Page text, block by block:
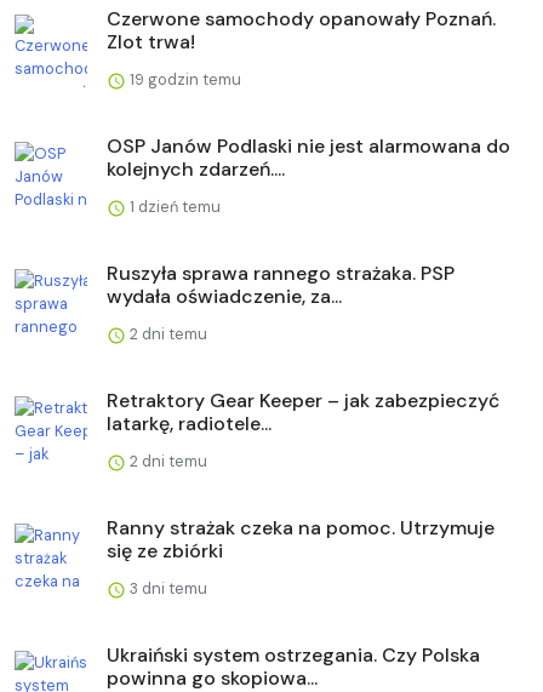
Czerwone samochody opanowały Poznań.
Zlot trwa!
19 godzin temu
OSP Janów Podlaski nie jest alarmowana do
kolejnych zdarzeń....
1 dzień temu
Ruszyła sprawa rannego strażaka. PSP
wydała oświadczenie, za...
2 dni temu
Retraktory Gear Keeper – jak zabezpieczyć
latarkę, radiotele...
2 dni temu
Ranny strażak czeka na pomoc. Utrzymuje
się ze zbiórki
3 dni temu
Ukraiński system ostrzegania. Czy Polska
powinna go skopiowa...